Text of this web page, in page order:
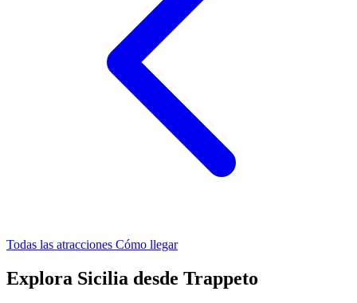
Todas las atracciones Cómo llegar
Explora Sicilia desde Trappeto